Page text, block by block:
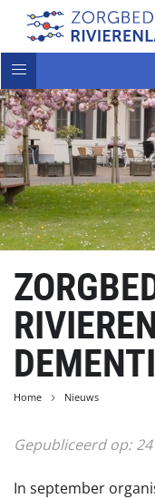
Toggle
navigatie
Home Nieuws
Gepubliceerd op: 24
In september